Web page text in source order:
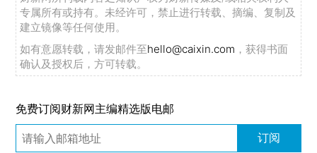
专属所有或持有。未经许可，禁止进行转载、摘编、复制及
建立镜像等任何使用。
如有意愿转载，请发邮件至hello@caixin.com ，获得书面
确认及授权后，方可转载。
免费订阅财新网主编精选版电邮
订阅